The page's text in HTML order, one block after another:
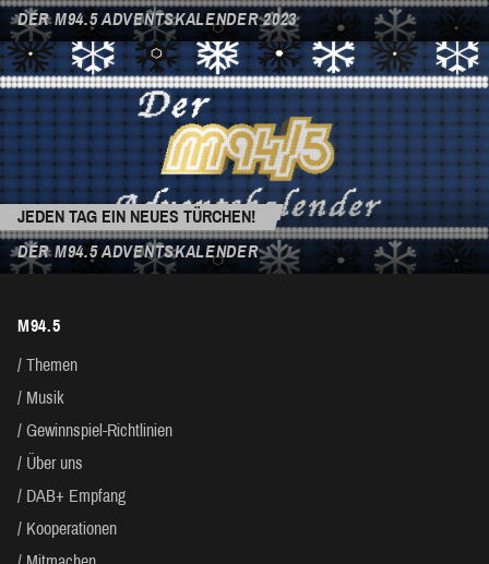
DER M94.5 ADVENTSKALENDER 2023
JEDEN TAG EIN NEUES TÜRCHEN!
DER M94.5 ADVENTSKALENDER
M94.5
Themen
Musik
Gewinnspiel-Richtlinien
Über uns
DAB+ Empfang
Kooperationen